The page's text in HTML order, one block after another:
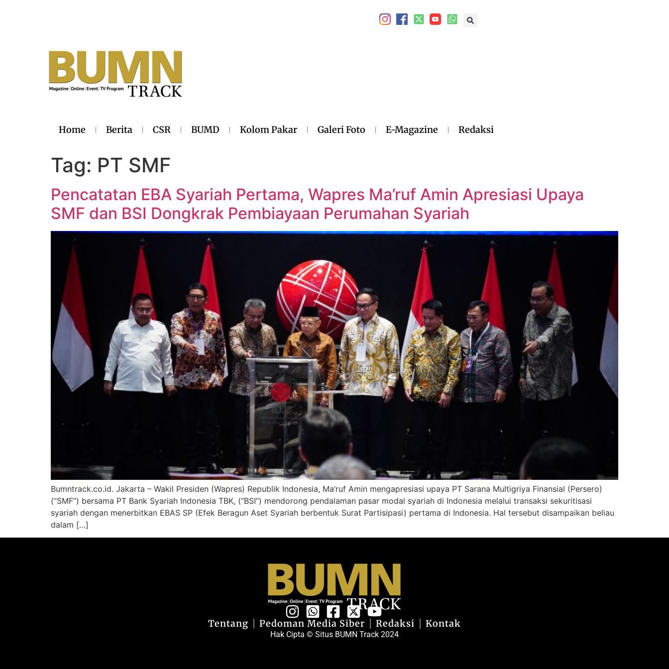
Home Berita CSR BUMD Kolom Pakar Galeri Foto E-Magazine Redaksi
Tag: PT SMF
Pencatatan EBA Syariah Pertama, Wapres Ma’ruf Amin Apresiasi Upaya
SMF dan BSI Dongkrak Pembiayaan Perumahan Syariah
Bumntrack.co.id. Jakarta – Wakil Presiden (Wapres) Republik Indonesia, Ma’ruf Amin mengapresiasi upaya PT Sarana Multigriya Finansial (Persero)
(“SMF”) bersama PT Bank Syariah Indonesia TBK, (“BSI”) mendorong pendalaman pasar modal syariah di Indonesia melalui transaksi sekuritisasi
syariah dengan menerbitkan EBAS SP (Efek Beragun Aset Syariah berbentuk Surat Partisipasi) pertama di Indonesia. Hal tersebut disampaikan beliau
dalam […]
Hak Cipta © Situs BUMN Track 2024
Tentang Pedoman Media Siber Redaksi Kontak